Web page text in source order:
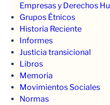
Empresas y Derechos
Grupos Étnicos
Historia Reciente
Informes
Justicia transicional
Libros
Memoria
Movimientos Sociales
Normas